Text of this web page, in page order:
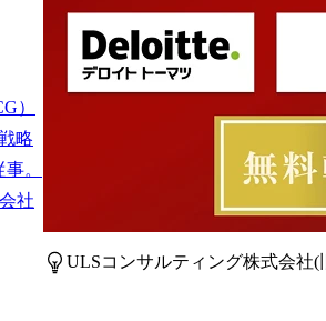
）
略
。
社
ULSコンサルティング株式会社